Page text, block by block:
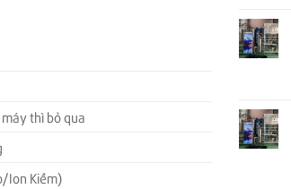
thì bỏ qua
Ion Kiềm)